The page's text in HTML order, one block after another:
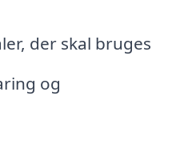
der skal bruges
og